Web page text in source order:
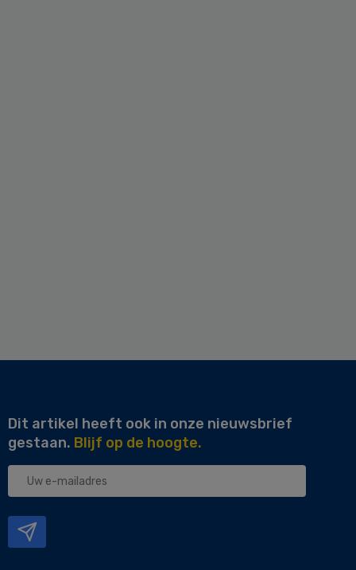
Dit artikel heeft ook in onze nieuwsbrief
gestaan. Blijf op de hoogte.
Uw